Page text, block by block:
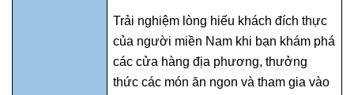
Trải nghiệm lòng hiếu khách đích thực
của người miền Nam khi bạn khám phá
các cửa hàng địa phương, thưởng
thức các món ăn ngon và tham gia vào